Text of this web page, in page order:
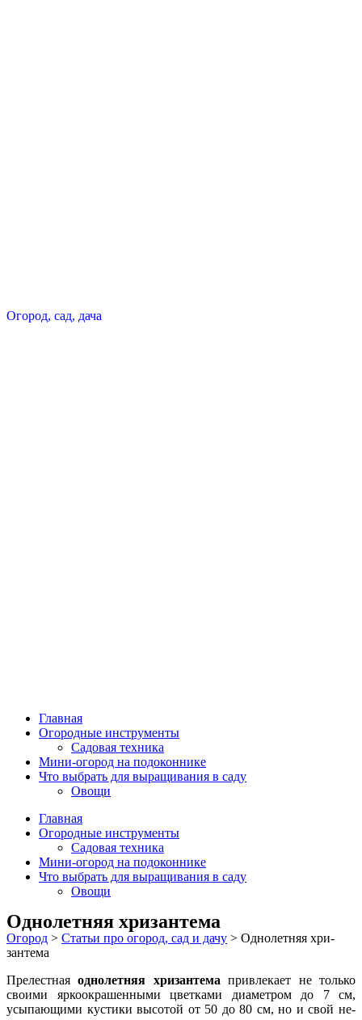
Огород, сад, дача
Главная
Огородные инструменты
Садовая техника
Мини-огород на подоконнике
Что выбрать для выращивания в саду
Овощи
Главная
Огородные инструменты
Садовая техника
Мини-огород на подоконнике
Что выбрать для выращивания в саду
Овощи
Однолетняя хри­зантема
Огород > Статьи про огород, сад и дачу > Однолетняя хри­
зантема
Прелестнаяоднолетняя хри­зантема
привлекает не только
своими яркоокрашенными цветками диаметром до 7 см,
усыпающими кустики высотой от 50 до 80 см, но и свой не­